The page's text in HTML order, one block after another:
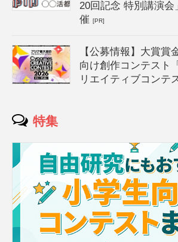
20回記念 特別講演会
催[PR]
【公募情報】大賞賞
向け創作コンテスト
リエイティブコンテ
特集